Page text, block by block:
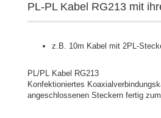
PL-PL Kabel RG213 mit
z.B. 10m Kabel mit 2PL-
PL/PL Kabel RG213
Konfektioniertes
angeschlossenen Steckern fertig